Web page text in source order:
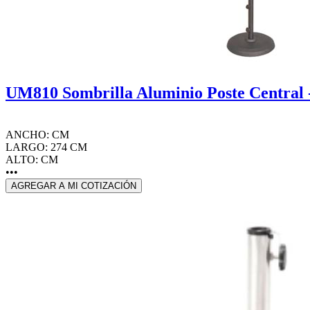
UM810 Sombrilla Aluminio Poste Central
ANCHO: CM
LARGO: 274 CM
ALTO: CM
•••
AGREGAR A MI COTIZACIÓN